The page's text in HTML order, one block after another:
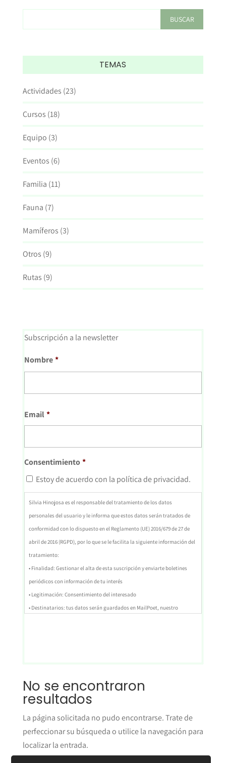
TEMAS
Actividades (23)
Cursos (18)
Equipo (3)
Eventos (6)
Familia (11)
Fauna (7)
Mamíferos (3)
Otros (9)
Rutas (9)
Subscripción a la newsletter
Nombre *
Email *
Consentimiento *
Estoy de acuerdo con la política de privacidad.
Silvia Hinojosa es el responsable del tratamiento de los datos
personales del usuario y le informa que estos datos serán tratados de
conformidad con lo dispuesto en el Reglamento (UE) 2016/679 de 27 de
abril de 2016 (RGPD), por lo que se le facilita la siguiente información del
tratamiento:
• Finalidad: Gestionar el alta de esta suscripción y enviarte boletines
periódicos con información de tu interés
• Legitimación: Consentimiento del interesado
• Destinatarios: tus datos serán guardados en MailPoet, nuestro
• Información adicional: Para más información consulta nuestra
Política de Privacidad
No se encontraron
resultados
La página solicitada no pudo encontrarse. Trate de
perfeccionar su búsqueda o utilice la navegación para
localizar la entrada.